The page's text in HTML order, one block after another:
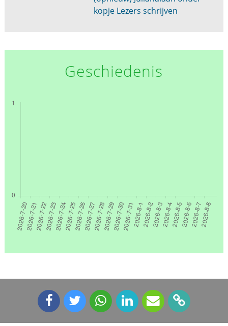
kopje Lezers schrijven
Geschiedenis